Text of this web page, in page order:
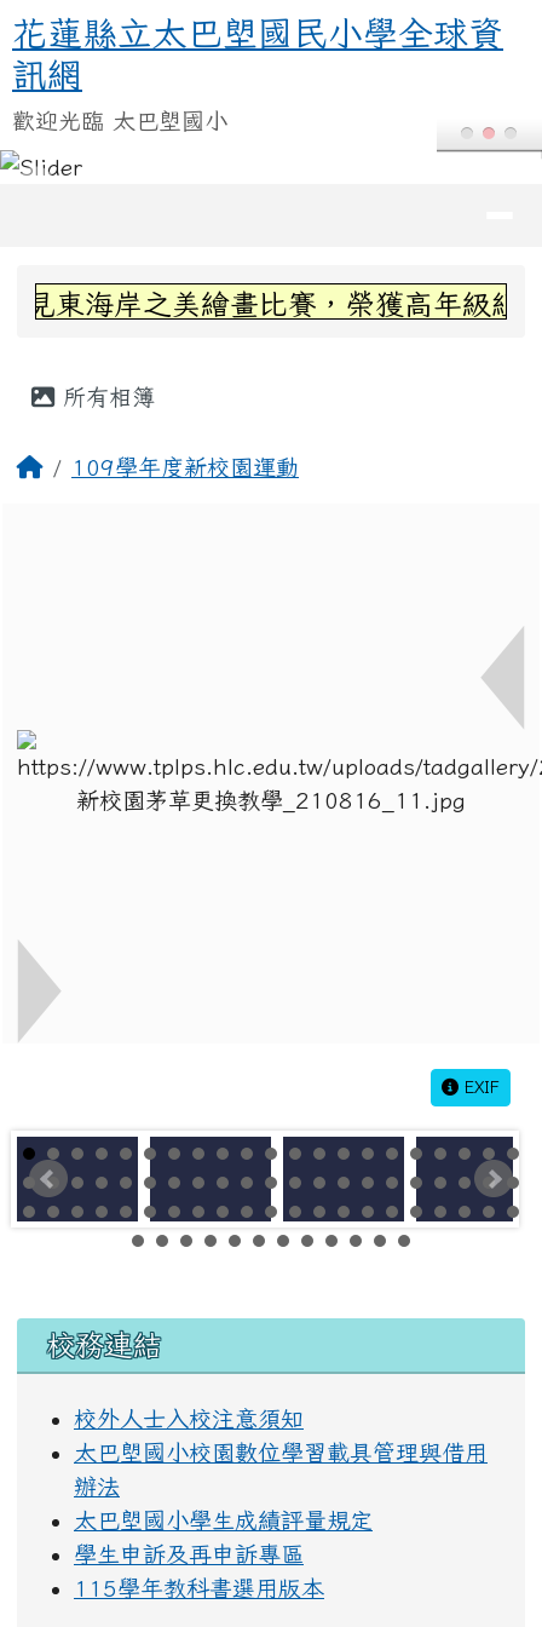
跳至主內容區
花蓮縣立太巴塱國民小學全球資訊
花蓮縣立太巴塱國民小學全球資
訊網
歡迎光臨 太巴塱國小
上中區域內容
東海岸之美繪畫比賽，榮獲高年級組第
所有相簿
回首頁109學年度新校園運動
EXIF
左邊區域內容
校務連結
校外人士入校注意須知
太巴塱國小校園數位學習載具管理與借用
辦法
太巴塱國小學生成績評量規定
學生申訴及再申訴專區
115學年教科書選用版本